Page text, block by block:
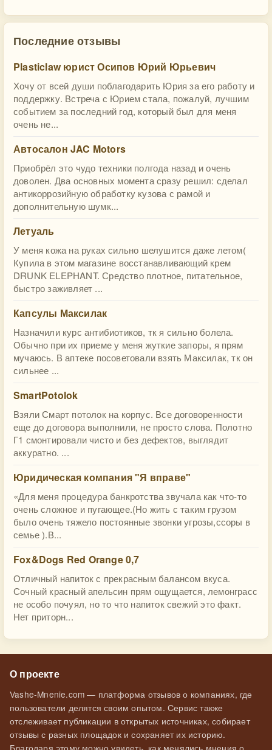
Последние отзывы
Plasticlaw юрист Осипов Юрий Юрьевич
Хочу от всей души поблагодарить Юрия за его работу и
поддержку. Встреча с Юрием стала, пожалуй, лучшим
событием за последний год, который был для меня
очень не...
Автосалон JAC Motors
Приобрёл это чудо техники полгода назад и очень
доволен. Два основных момента сразу решил: сделал
антикоррозийную обработку кузова с рамой и
дополнительную шумк...
Летуаль
У меня кожа на руках сильно шелушится даже летом(
Купила в этом магазине восстанавливающий крем
DRUNK ELEPHANT. Средство плотное, питательное,
быстро заживляет ...
Капсулы Максилак
Назначили курс антибиотиков, тк я сильно болела.
Обычно при их приеме у меня жуткие запоры, я прям
мучаюсь. В аптеке посоветовали взять Максилак, тк он
сильнее ...
SmartPotolok
Взяли Смарт потолок на корпус. Все договоренности
еще до договора выполнили, не просто слова. Полотно
Г1 смонтировали чисто и без дефектов, выглядит
аккуратно. ...
Юридическая компания "Я вправе"
«Для меня процедура банкротства звучала как что-то
очень сложное и пугающее.(Но жить с таким грузом
было очень тяжело постоянные звонки угрозы,ссоры в
семье ).В...
Fox&Dogs Red Orange 0,7
Отличный напиток с прекрасным балансом вкуса.
Сочный красный апельсин прям ощущается, лемонграсс
не особо почуял, но то что напиток свежий это факт.
Нет приторн...
О проекте
Vashe-Mnenie.com — платформа отзывов о компаниях, где
пользователи делятся своим опытом. Сервис также
отслеживает публикации в открытых источниках, собирает
отзывы с разных площадок и сохраняет их историю.
Благодаря этому можно увидеть, как менялись мнения о